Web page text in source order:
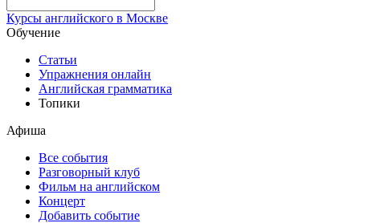
Курсы английского в Москве
Обучение
Статьи
Упражнения онлайн
Английская грамматика
Топики
Афиша
Все события
Разговорный клуб
Фильм на английском
Концерт
Добавить событие